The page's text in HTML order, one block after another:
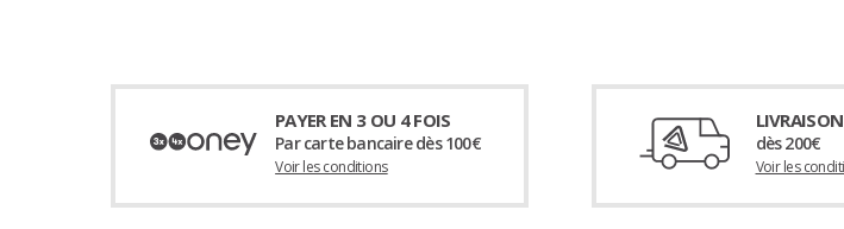
PAYER EN 3 OU 4 FOIS
Par carte bancaire dès 100€
Voir les conditions
dès 200€
Voir les